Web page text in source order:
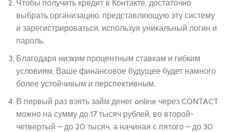
Чтобы получить кредит в Контакте, достаточно
выбрать организацию, представляющую эту систему
и зарегистрироваться, используя уникальный логин и
пароль.
Благодаря низким процентным ставкам и гибким
условиям, Ваше финансовое будущее будет намного
более устойчивым и перспективным.
В первый раз взять займ денег online через CONTACT
можно на сумму до 17 тысяч рублей, во второй-
четвертый – до 20 тысяч, а начиная с пятого – до 30